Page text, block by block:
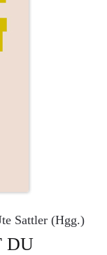
Sattler (Hgg.)
DU